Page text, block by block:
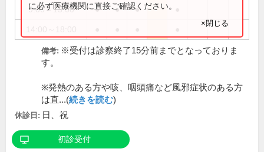
9:00～13:00 ● ● ●
に必ず医療機関に直接ご確認ください。
×閉じる
備考: ※受付は診察終了15分前までとなっておりま
す。
※発熱のある方や咳、咽頭痛など風邪症状のある方
は直...(続きを読む)
休診日: 日、祝
初診受付